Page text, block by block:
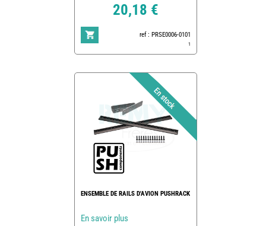
20,18 €
ref : PRSE0006-0101
1
ENSEMBLE DE RAILS D'AVION PUSHRACK
En savoir plus